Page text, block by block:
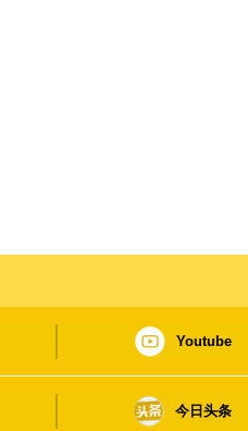
Youtube
今日头条